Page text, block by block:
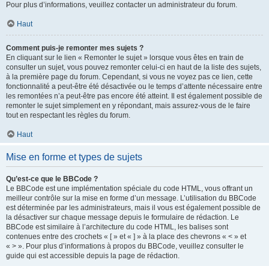
Pour plus d’informations, veuillez contacter un administrateur du forum.
Haut
Comment puis-je remonter mes sujets ?
En cliquant sur le lien « Remonter le sujet » lorsque vous êtes en train de
consulter un sujet, vous pouvez remonter celui-ci en haut de la liste des sujets,
à la première page du forum. Cependant, si vous ne voyez pas ce lien, cette
fonctionnalité a peut-être été désactivée ou le temps d’attente nécessaire entre
les remontées n’a peut-être pas encore été atteint. Il est également possible de
remonter le sujet simplement en y répondant, mais assurez-vous de le faire
tout en respectant les règles du forum.
Haut
Mise en forme et types de sujets
Qu’est-ce que le BBCode ?
Le BBCode est une implémentation spéciale du code HTML, vous offrant un
meilleur contrôle sur la mise en forme d’un message. L’utilisation du BBCode
est déterminée par les administrateurs, mais il vous est également possible de
la désactiver sur chaque message depuis le formulaire de rédaction. Le
BBCode est similaire à l’architecture du code HTML, les balises sont
contenues entre des crochets « [ » et « ] » à la place des chevrons « < » et
« > ». Pour plus d’informations à propos du BBCode, veuillez consulter le
guide qui est accessible depuis la page de rédaction.